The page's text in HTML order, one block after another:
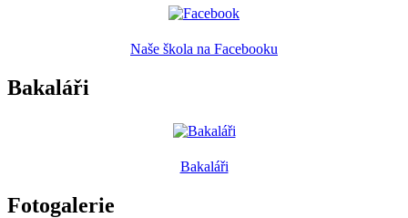
Naše škola na Facebooku
Bakaláři
Bakaláři
Fotogalerie